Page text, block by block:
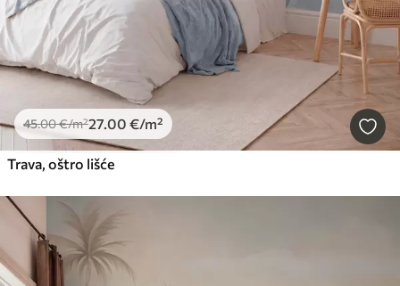
45.00€/m²27.00 €/m²
Trava, oštro lišće